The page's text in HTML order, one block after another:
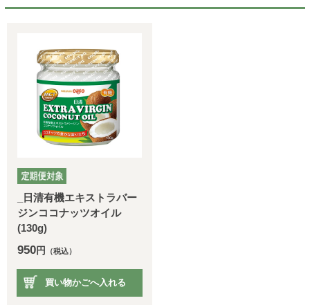
_日清有機エキストラバー
ジンココナッツオイル
(130g)
950 円 （税込）
買い物かごへ入れる